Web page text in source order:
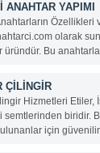
ANAHTAR YAPIMI
Özellikleri
olarak
üründür. Bu
kullanıcıların
öne çıkan
ÇILINGIR
Hizmetleri Etiler,
semtlerinden biridir.
için